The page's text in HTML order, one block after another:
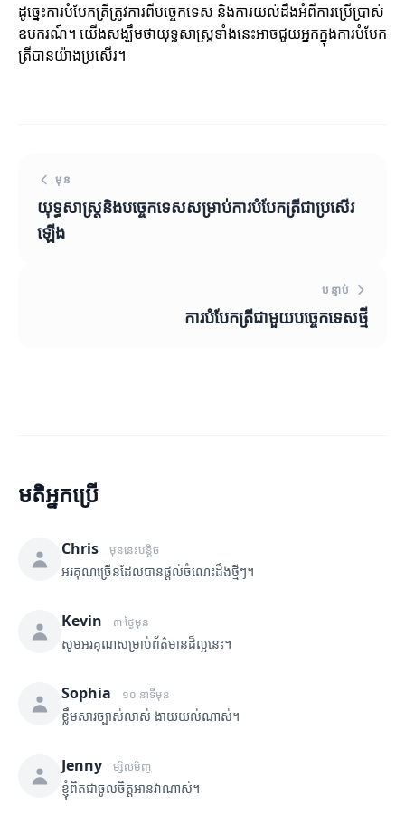
ដូច្នេះការបំបែកត្រីត្រូវការពីបច្ចេកទេស និងការយល់ដឹងអំពីការប្រើប្រាស់
ឧបករណ៍។ យើងសង្ឃឹមថាយុទ្ធសាស្ត្រទាំងនេះអាចជួយអ្នកក្នុងការបំបែក
ត្រីបានយ៉ាងប្រសើរ។
មុន
យុទ្ធសាស្ត្រនិងបច្ចេកទេសសម្រាប់ការបំបែកត្រីជាប្រសើរ
ឡើង
បន្ទាប់
ការបំបែកត្រីជាមួយបច្ចេកទេសថ្មី
មតិអ្នកប្រើ
Chris មុននេះបន្តិច
អរគុណច្រើនដែលបានផ្តល់ចំណេះដឹងថ្មីៗ។
Kevin ៣ ថ្ងៃមុន
សូមអរគុណសម្រាប់ព័ត៌មានដ៏ល្អនេះ។
Sophia ១០ នាទីមុន
ខ្លឹមសារច្បាស់លាស់ ងាយយល់ណាស់។
Jenny ម្សិលមិញ
ខ្ញុំពិតជាចូលចិត្តអានវាណាស់។